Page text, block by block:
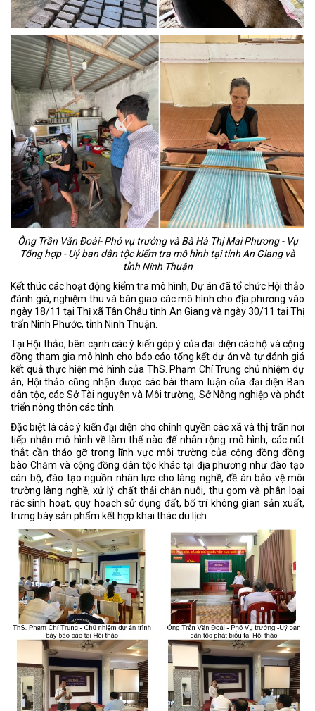
Ông Trần Văn Đoài- Phó vụ trưởng và Bà Hà Thị Mai Phương - Vụ
Tổng hợp - Uỷ ban dân tộc kiểm tra mô hình tại tỉnh An Giang và
tỉnh Ninh Thuận
Kết thúc các hoạt động kiểm tra mô hình, Dự án đã tổ chức Hội thảo
đánh giá, nghiệm thu và bàn giao các mô hình cho địa phương vào
ngày 18/11 tại Thị xã Tân Châu tỉnh An Giang và ngày 30/11 tại Thị
trấn Ninh Phước, tỉnh Ninh Thuận.
Tại Hội thảo, bên cạnh các ý kiến góp ý của đại diện các hộ và cộng
đồng tham gia mô hình cho báo cáo tổng kết dự án và tự đánh giá
kết quả thực hiện mô hình của ThS. Phạm Chí Trung chủ nhiệm dự
án, Hội thảo cũng nhận được các bài tham luận của đại diện Ban
dân tộc, các Sở Tài nguyên và Môi trường, Sở Nông nghiệp và phát
triển nông thôn các tỉnh.
Đặc biệt là các ý kiến đại diện cho chính quyền các xã và thị trấn nơi
tiếp nhận mô hình về làm thế nào để nhân rộng mô hình, các nút
thắt cần tháo gỡ trong lĩnh vực môi trường của cộng đồng đồng
bào Chăm và cộng đồng dân tộc khác tại địa phương như đào tạo
cán bộ, đào tạo nguồn nhân lực cho làng nghề, đề án bảo vệ môi
trường làng nghề, xử lý chất thải chăn nuôi, thu gom và phân loại
rác sinh hoạt, quy hoạch sử dụng đất, bố trí không gian sản xuất,
trưng bày sản phẩm kết hợp khai thác du lịch…